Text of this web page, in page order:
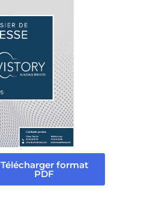
Télécharger format
PDF